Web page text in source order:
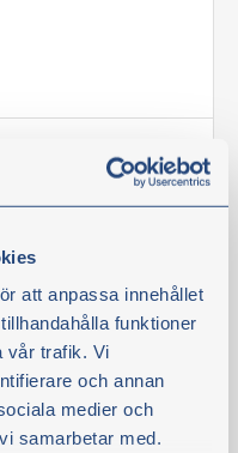
att anpassa innehållet
funktioner
vår trafik. Vi
och annan
medier och
samarbetar med.
on 19,30 €.